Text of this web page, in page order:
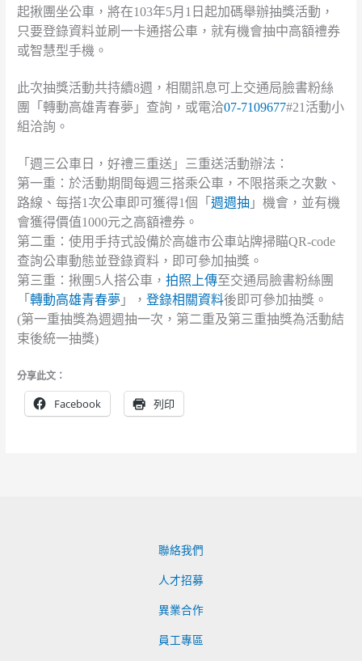
起揪團坐公車，將在103年5月1日起加碼舉辦抽獎活動，
只要登錄資料並刷一卡通搭公車，就有機會抽中高額禮券
或智慧型手機。
此次抽獎活動共持續8週，相關訊息可上交通局臉書粉絲
團「轉動高雄青春夢」查詢，或電洽07-7109677#21活動小
組洽詢。
「週三公車日，好禮三重送」三重送活動辦法：
第一重：於活動期間每週三搭乘公車，不限搭乘之次數、
路線、每搭1次公車即可獲得1個「週週抽 」機會，並有機
會獲得價值1000元之高額禮券。
第二重：使用手持式設備於高雄市公車站牌掃瞄QR-code
查詢公車動態並登錄資料，即可參加抽獎。
第三重：揪團5人搭公車，拍照上傳至交通局臉書粉絲團
「轉動高雄青春夢 」，登錄相關資料後即可參加抽獎。
(第一重抽獎為週週抽一次，第二重及第三重抽獎為活動結
束後統一抽獎)
分享此文：
Facebook 列印
聯絡我們
人才招募
異業合作
員工專區